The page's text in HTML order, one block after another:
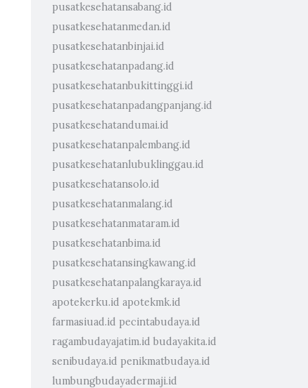
pusatkesehatansabang.id
pusatkesehatanmedan.id
pusatkesehatanbinjai.id
pusatkesehatanpadang.id
pusatkesehatanbukittinggi.id
pusatkesehatanpadangpanjang.id
pusatkesehatandumai.id
pusatkesehatanpalembang.id
pusatkesehatanlubuklinggau.id
pusatkesehatansolo.id
pusatkesehatanmalang.id
pusatkesehatanmataram.id
pusatkesehatanbima.id
pusatkesehatansingkawang.id
pusatkesehatanpalangkaraya.id
apotekerku.id apotekmk.id
farmasiuad.id pecintabudaya.id
ragambudayajatim.id budayakita.id
senibudaya.id penikmatbudaya.id
lumbungbudayadermaji.id